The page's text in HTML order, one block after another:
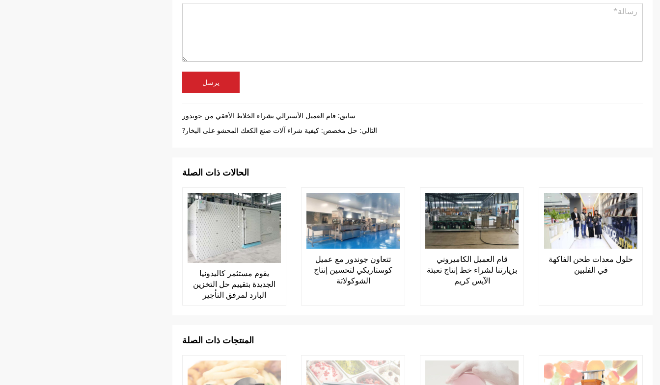
يرسل
سابق: قام العميل الأسترالي بشراء الخلاط الأفقي من جوندور
التالي: حل مخصص: كيفية شراء آلات صنع الكعك المحشو على البخار?
الحالات ذات الصلة
حلول معدات طحن الفاكهة
في الفلبين
قام العميل الكاميروني
بزيارتنا لشراء خط إنتاج تعبئة
الآيس كريم
تتعاون جوندور مع عميل
كوستاريكي لتحسين إنتاج
الشوكولاتة
يقوم مستثمر كاليدونيا
الجديدة بتقييم حل التخزين
البارد لمرفق التأجير
المنتجات ذات الصلة